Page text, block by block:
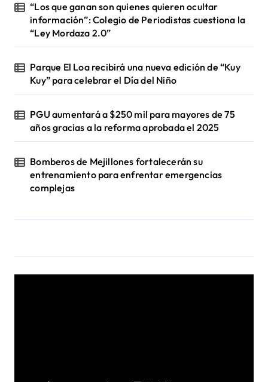
“Los que ganan son quienes quieren ocultar
información”: Colegio de Periodistas cuestiona la
“Ley Mordaza 2.0”
Parque El Loa recibirá una nueva edición de “Kuy
Kuy” para celebrar el Día del Niño
PGU aumentará a $250 mil para mayores de 75
años gracias a la reforma aprobada el 2025
Bomberos de Mejillones fortalecerán su
entrenamiento para enfrentar emergencias
complejas